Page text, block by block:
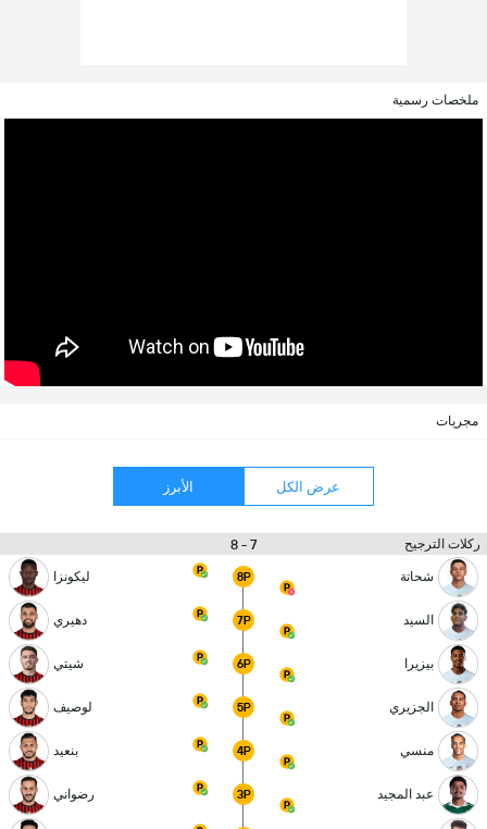
ملخصات رسمية
مجريات
عرض الكل الأبرز
ركلات الترجيح 7 - 8
شحاتة 8P ليكونزا
السيد 7P دهيري
بيزيرا 6P شيتي
الجزيري 5P لوصيف
منسي 4P بنعيد
عبد المجيد 3P رضواني